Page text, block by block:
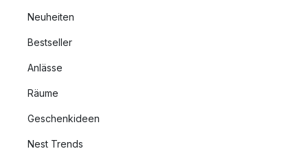
Neuheiten
Bestseller
Anlässe
Räume
Geschenkideen
Nest Trends